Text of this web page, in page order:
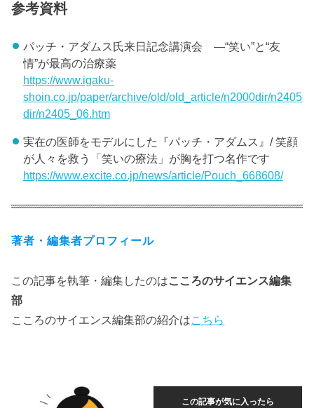
参考資料
パッチ・アダムス氏来日記念講演会 ―“笑い”と“友
情”が最高の治療薬
https://www.igaku-
shoin.co.jp/paper/archive/old/old_article/n2000dir/n2405
dir/n2405_06.htm
実在の医師をモデルにした『パッチ・アダムス』/ 笑顔
が人々を救う「笑いの療法」が胸を打つ名作です
https://www.excite.co.jp/news/article/Pouch_668608/
著者・編集者プロフィール
この記事を執筆・編集したのはこころのサイエンス編集
部
こころのサイエンス編集部の紹介はこちら
この記事が気に入ったら